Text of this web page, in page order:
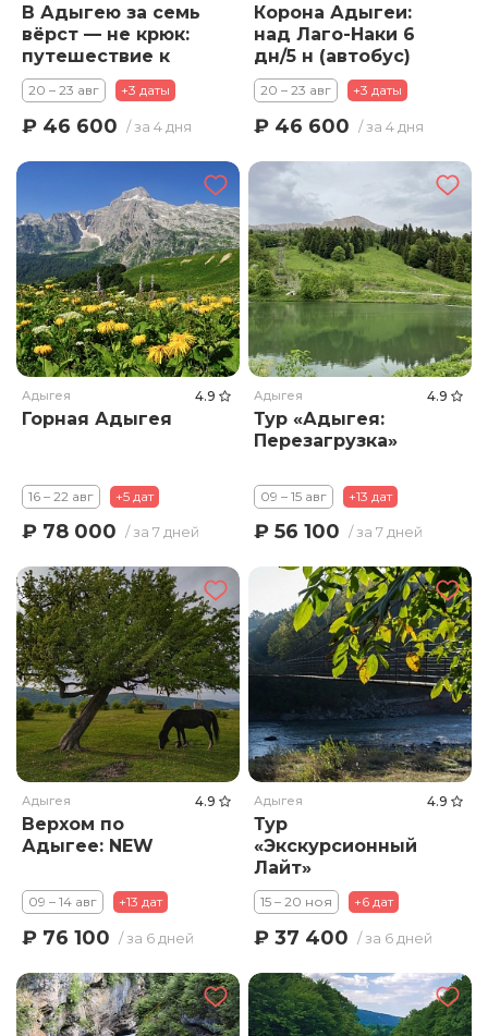
В Адыгею за семь
вёрст — не крюк:
путешествие к
сердцу Кавказа» 6
дн/5 н (автобус)
20 – 23 авг +3 даты
₽ 46 600 / за 4 дня
Корона Адыгеи:
над Лаго-Наки 6
дн/5 н (автобус)
20 – 23 авг +3 даты
₽ 46 600 / за 4 дня
Адыгея 4.9
Горная Адыгея
16 – 22 авг +5 дат
₽ 78 000 / за 7 дней
Адыгея 4.9
Тур «Адыгея:
Перезагрузка»
09 – 15 авг +13 дат
₽ 56 100 / за 7 дней
Адыгея 4.9
Верхом по
Адыгее: NEW
09 – 14 авг +13 дат
₽ 76 100 / за 6 дней
Адыгея 4.9
Тур
«Экскурсионный
Лайт»
15 – 20 ноя +6 дат
₽ 37 400 / за 6 дней